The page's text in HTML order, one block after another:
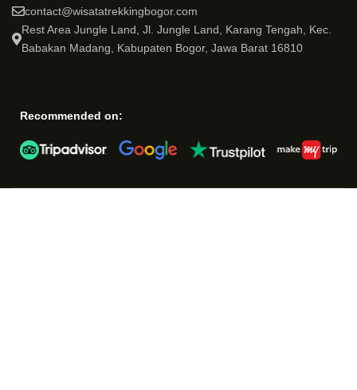
contact@wisatatrekkingbogor.com
Rest Area Jungle Land, Jl. Jungle Land, Karang Tengah, Kec.
Babakan Madang, Kabupaten Bogor, Jawa Barat 16810
Recommended on: